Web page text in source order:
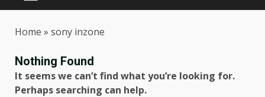
Home » sony inzone
Nothing Found
It seems we can’t find what you’re looking for.
Perhaps searching can help.